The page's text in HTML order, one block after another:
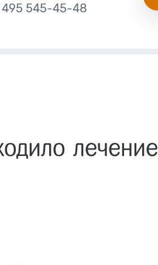
495 545-45-48
лечение